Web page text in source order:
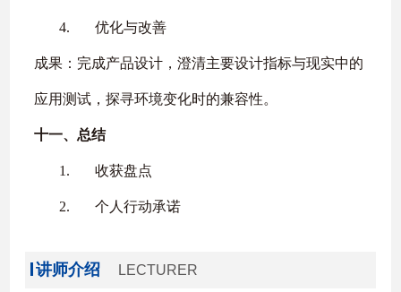
4. 优化与改善
成果：完成产品设计，澄清主要设计指标与现实中的
应用测试，探寻环境变化时的兼容性。
十一、 总结
1. 收获盘点
2. 个人行动承诺
讲师介绍 LECTURER